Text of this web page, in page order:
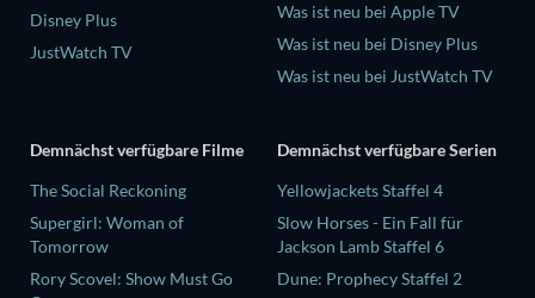
Disney Plus
JustWatch TV
Was ist neu bei Apple TV
Was ist neu bei Disney Plus
Was ist neu bei JustWatch TV
Demnächst verfügbare Filme
The Social Reckoning
Supergirl: Woman of
Tomorrow
Rory Scovel: Show Must Go
Demnächst verfügbare Serien
Yellowjackets Staffel 4
Slow Horses - Ein Fall für
Jackson Lamb Staffel 6
Dune: Prophecy Staffel 2